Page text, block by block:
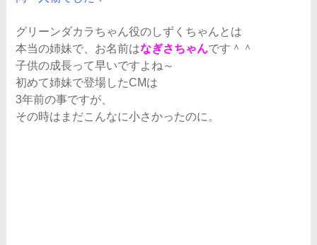
グリーンダカラちゃん役のしずくちゃんとは
本当の姉妹で、お名前はなぎさちゃんです＾＾
子供の成長って早いですよね～
初めて姉妹で登場したCMは
3年前の事ですが、
その時はまだこんなに小さかったのに。